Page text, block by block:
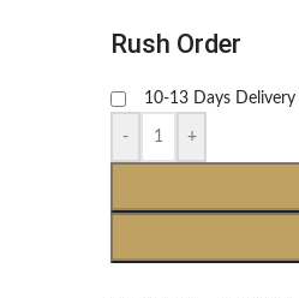
Rush Order
10-13 Days Delivery
- +